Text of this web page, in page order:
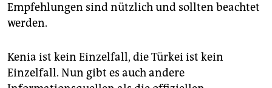
Empfehlungen sind nützlich und sollten beachtet
werden.
Kenia ist kein Einzelfall, die Türkei ist kein
Einzelfall. Nun gibt es auch andere